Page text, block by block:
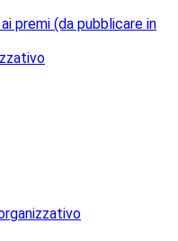
premi (da pubblicare in